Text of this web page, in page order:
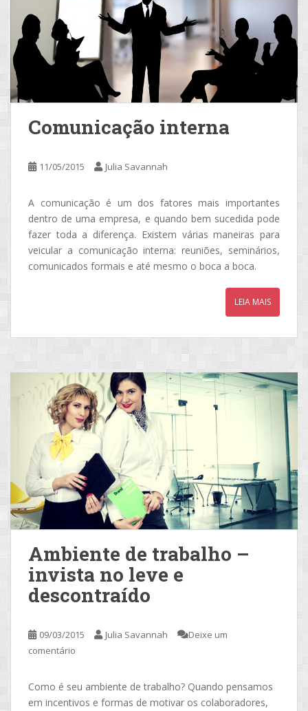
Comunicação interna
11/05/2015 Julia Savannah
A comunicação é um dos fatores mais importantes
dentro de uma empresa, e quando bem sucedida pode
fazer toda a diferença. Existem várias maneiras para
veicular a comunicação interna: reuniões, seminários,
comunicados formais e até mesmo o boca a boca.
LEIA MAIS
Ambiente de trabalho –
invista no leve e
descontraído
09/03/2015 Julia Savannah
Deixe um
comentário
Como é seu ambiente de trabalho? Quando pensamos
em incentivos e formas de motivar os colaboradores,